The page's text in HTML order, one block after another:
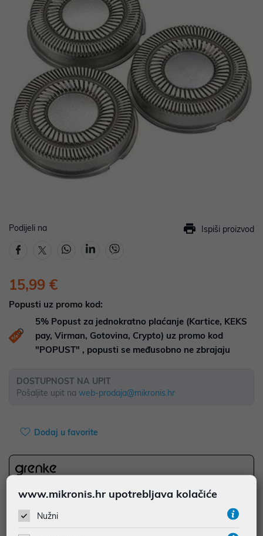
Podijeli na Ispiši proizvod
15,99 €
Popusti uz promo kod:
5% Popust za jednokratno plaćanje (Kartice, KEKS
pay, Virman, Gotovina, Crypto) uz promo kod
"POPUST" , popusti se međusobno ne zbrajaju
DOSTUPNOST NA UPIT
Pošaljite upit na web-prodaja@mikronis.hr
Dodaj u favorite
www.mikronis.hr upotrebljava kolačiće
Nužni